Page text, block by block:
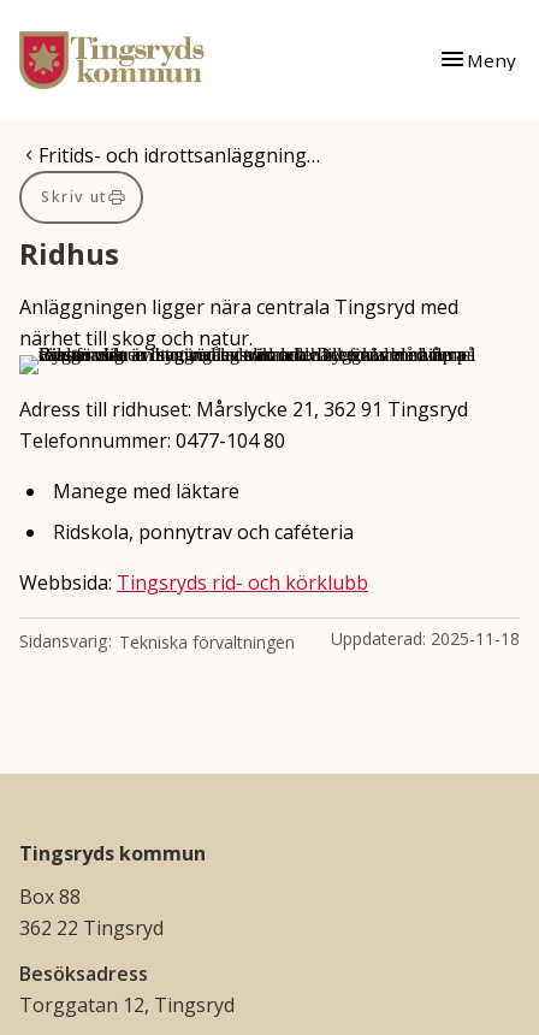
Gå till innehåll
Gå till huvudmeny
Meny
Du är här:
Fritids- och idrottsanläggning…
Skriv ut
Ridhus
Anläggningen ligger nära centrala Tingsryd med
närhet till skog och natur.
Adress till ridhuset: Mårslycke 21, 362 91 Tingsryd
Telefonnummer: 0477-104 80
Manege med läktare
Ridskola, ponnytrav och caféteria
Webbsida: Tingsryds rid- och körklubb
Tekniska förvaltningen
Sidansvarig Uppdaterad: 2025-11-18
Tingsryds kommun
Box 88
362 22 Tingsryd
Besöksadress
Torggatan 12, Tingsryd